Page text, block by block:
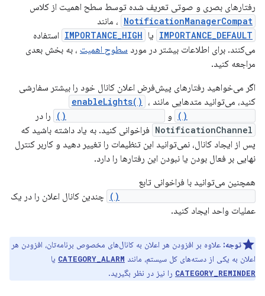
رفتارهای بصری و صوتی تعریف شده توسط سطح اهمیت از کلاس
NotificationManagerCompat ، مانند
IMPORTANCE_DEFAULT یا IMPORTANCE_HIGH استفاده
می‌کنند. برای اطلاعات بیشتر در مورد سطوح اهمیت ، به بخش بعدی
مراجعه کنید.
اگر می‌خواهید رفتارهای پیش‌فرض اعلان کانال خود را بیشتر سفارشی
کنید، می‌توانید متدهایی مانند
enableLights() ،
و را در
NotificationChannel فراخوانی کنید. به یاد داشته باشید که
پس از ایجاد کانال، نمی‌توانید این تنظیمات را تغییر دهید و کاربر کنترل
نهایی بر فعال بودن یا نبودن این رفتارها را دارد.
همچنین می‌توانید با فراخوانی تابع
چندین کانال اعلان را در یک
عملیات واحد ایجاد کنید.
توجه: علاوه بر افزودن هر اعلان به کانال‌های مخصوص برنامه‌تان، افزودن هر
اعلان به یکی از دسته‌های کل سیستم، مانند CATEGORY_ALARM یا
CATEGORY_REMINDER را نیز در نظر بگیرید.